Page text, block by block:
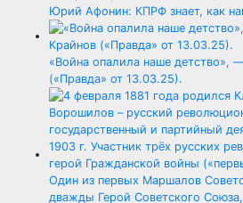
Юрий Афонин: КПРФ знает, как
«Война опалила наше детство»,
(«Правда» от 13.03.25).